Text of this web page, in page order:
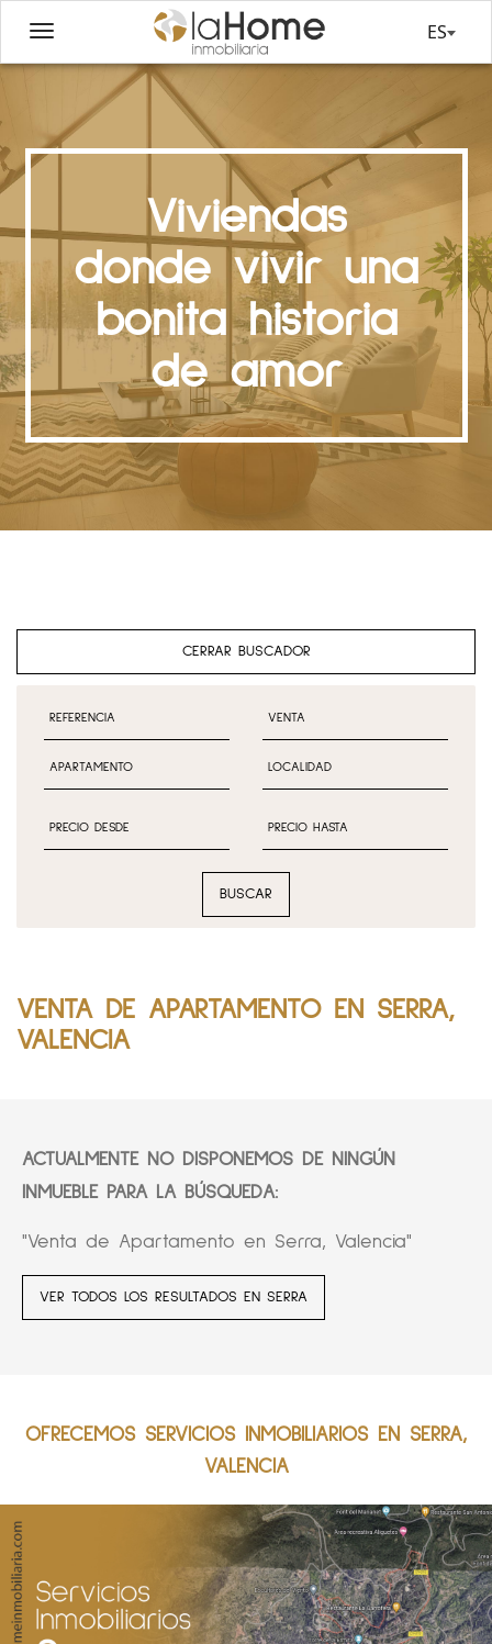
ES
Viviendas
donde vivir una
bonita historia
de amor
CERRAR BUSCADOR
BUSCAR
VENTA DE APARTAMENTO EN SERRA,
VALENCIA
ACTUALMENTE NO DISPONEMOS DE NINGÚN
INMUEBLE PARA LA BÚSQUEDA:
"Venta de Apartamento en Serra, Valencia"
VER TODOS LOS RESULTADOS EN SERRA
OFRECEMOS SERVICIOS INMOBILIARIOS EN SERRA,
VALENCIA